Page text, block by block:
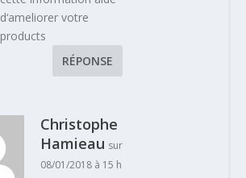
d‘ameliorer votre
products
RÉPONSE
Christophe
Hamieau sur
08/01/2018 à 15 h